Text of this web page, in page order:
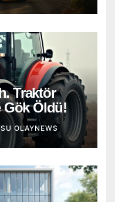
Traktör
Gök Öldü!
OLAYNEWS